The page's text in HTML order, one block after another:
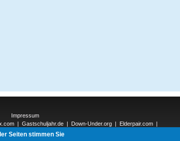
Impressum
Gastschuljahr.de Down-Under.org Elderpair.com
|ReiseTops.com
Seiten stimmen Sie